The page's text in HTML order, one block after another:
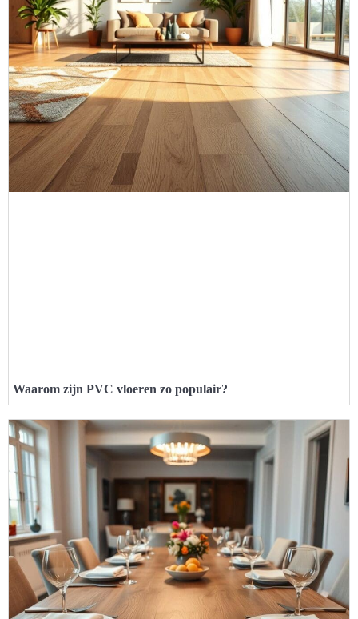
Waarom zijn PVC vloeren zo populair?